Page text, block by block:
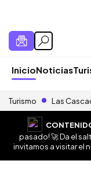
InicioNoticias
Turismo Las
pasado! 🚀 Da el
invitamos a visitar el